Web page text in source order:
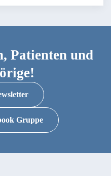
Patienten und
Gruppe